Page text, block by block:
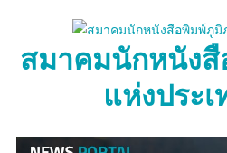
contentสมาคมนักหนัง
แห่งประ